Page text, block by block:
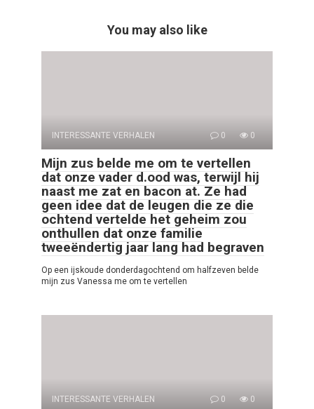
You may also like
INTERESSANTE VERHALEN 0 0
Mijn zus belde me om te vertellen
dat onze vader d.ood was, terwijl hij
naast me zat en bacon at. Ze had
geen idee dat de leugen die ze die
ochtend vertelde het geheim zou
onthullen dat onze familie
tweeëndertig jaar lang had begraven
Op een ijskoude donderdagochtend om halfzeven belde
mijn zus Vanessa me om te vertellen
INTERESSANTE VERHALEN 0 0